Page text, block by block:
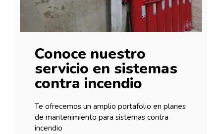
Conoce nuestro
servicio en sistemas
contra incendio
Te ofrecemos un amplio portafolio en planes
de mantenimiento para sistemas contra
incendio